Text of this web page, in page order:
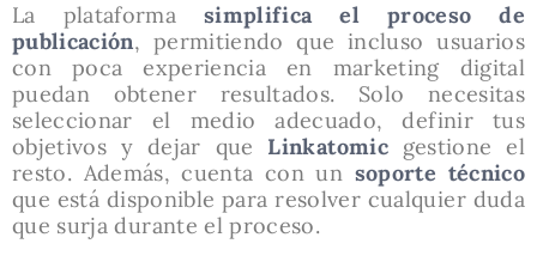
La plataforma simplifica el proceso de
publicación, permitiendo que incluso usuarios
con poca experiencia en marketing digital
puedan obtener resultados. Solo necesitas
seleccionar el medio adecuado, definir tus
objetivos y dejar que Linkatomic gestione el
resto. Además, cuenta con un soporte técnico
que está disponible para resolver cualquier duda
que surja durante el proceso.